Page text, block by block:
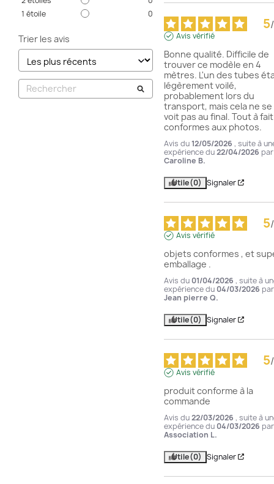
1 étoile 0
Trier les avis
5/
Avis vérifié
Bonne qualité. Difficile de
trouver ce modèle en 4
mètres. L'un des tubes
légèrement voilé,
probablement lors du
transport, mais cela ne se
voit pas au final. Tout à fait
conformes aux photos.
Avis du12/05/2026 , suite à
expérience du22/04/2026 par
Caroline B.
Utile(0) Signaler
5/
Avis vérifié
objets conformes , et
emballage .
Avis du 01/04/2026 , suite à
expérience du 04/03/2026 par
Jean pierre Q.
Utile(0) Signaler
5/
Avis vérifié
produit conforme à la
commande
Avis du22/03/2026 , suite à
expérience du 04/03/2026 par
Association L.
Utile(0) Signaler